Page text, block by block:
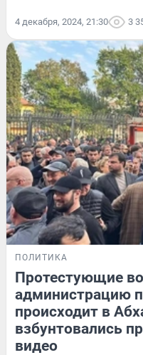
4 декабря, 2024, 21:30 3
ПОЛИТИКА
Протестующие
администрацию
происходит в
взбунтовались
видео